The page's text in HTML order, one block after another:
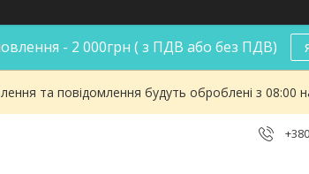
- 2 000грн ( з ПДВ або без ПДВ)
та повідомлення будуть оброблені з 08:00